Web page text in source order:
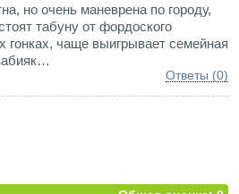
но очень маневрена по городу,
табуну от фордоского
гонках, чаще выигрывает семейная
Ответы (0)